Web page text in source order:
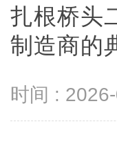
扎根桥头
制造商的
时间 :